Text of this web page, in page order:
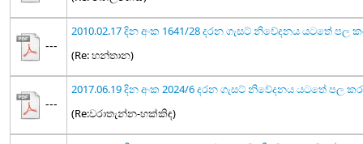
---
2010.02.17 දින අංක 1641/28 දරන ගැසට් නිවේදනය යටතේ පල
(Re: හන්තාන)
---
2017.06.19 දින අංක 2024/6 දරන ගැසට් නිවේදනය යටතේ පල
(Re:වරාතැන්න-හක්කිඳ)